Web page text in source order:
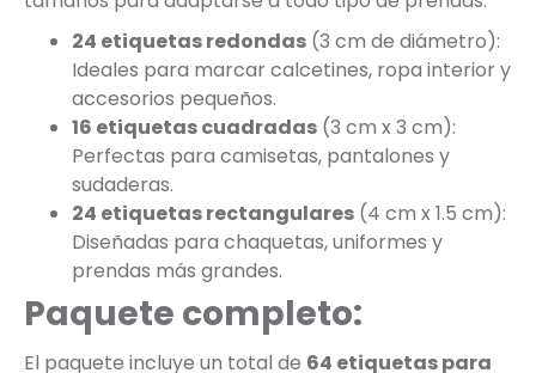
24 etiquetas redondas (3 cm de diámetro):
Ideales para marcar calcetines, ropa interior y
accesorios pequeños.
16 etiquetas cuadradas (3 cm x 3 cm):
Perfectas para camisetas, pantalones y
sudaderas.
24 etiquetas rectangulares (4 cm x 1.5 cm):
Diseñadas para chaquetas, uniformes y
prendas más grandes.
Paquete completo:
El paquete incluye un total de 64 etiquetas para